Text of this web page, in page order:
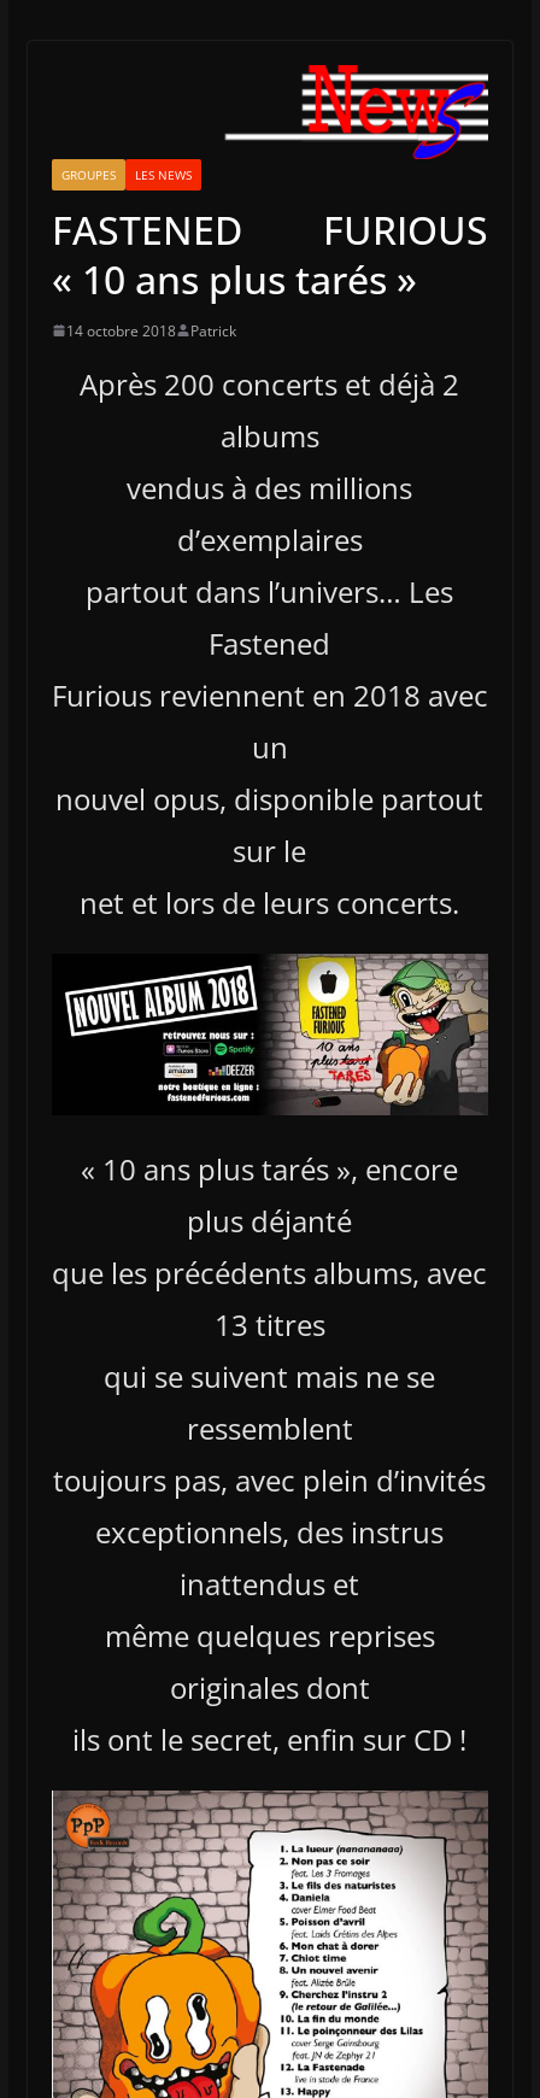
GROUPES LES NEWS
FASTENED FURIOUS
« 10 ans plus tarés »
14 octobre 2018 Patrick
Après 200 concerts et déjà 2
albums
vendus à des millions
d’exemplaires
partout dans l’univers… Les
Fastened
Furious reviennent en 2018 avec
un
nouvel opus, disponible partout
sur le
net et lors de leurs concerts.
« 10 ans plus tarés », encore
plus déjanté
que les précédents albums, avec
13 titres
qui se suivent mais ne se
ressemblent
toujours pas, avec plein d’invités
exceptionnels, des instrus
inattendus et
même quelques reprises
originales dont
ils ont le secret, enfin sur CD !